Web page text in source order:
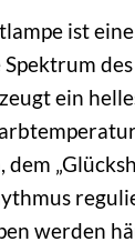
ist
ein
werden